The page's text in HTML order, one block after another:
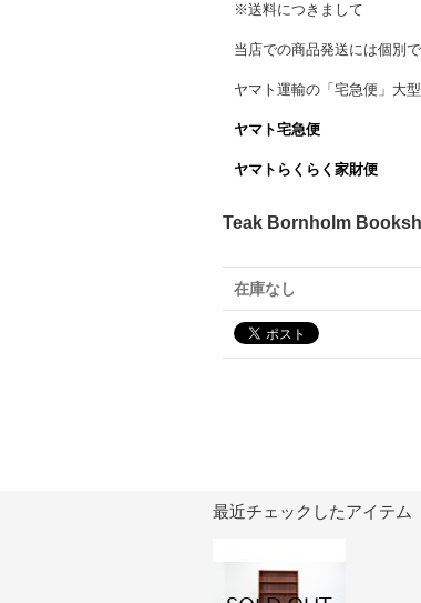
※送料につきまして
当店での商品発送には個別
ヤマト運輸の「宅急便」大
ヤマト宅急便
ヤマトらくらく家財便
Teak Bornholm
在庫なし
最近チェックしたアイテム